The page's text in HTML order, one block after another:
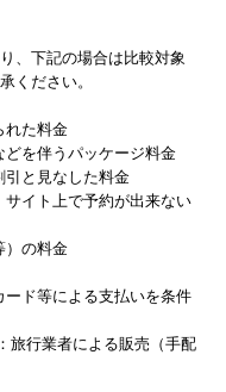
、下記の場合は比較対象
ください。
れた料金
どを伴うパッケージ料金
引と見なした料金
イト上で予約が出来ない
）の料金
ド等による支払いを条件
旅行業者による販売（手配